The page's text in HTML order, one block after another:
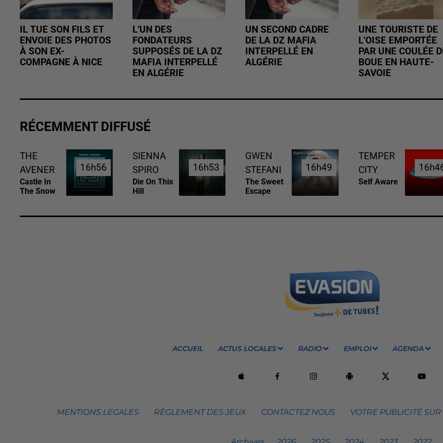
IL TUE SON FILS ET
ENVOIE DES PHOTOS
À SON EX-
COMPAGNE À NICE
L’UN DES
FONDATEURS
SUPPOSÉS DE LA DZ
MAFIA INTERPELLÉ
EN ALGÉRIE
UN SECOND CADRE
DE LA DZ MAFIA
INTERPELLÉ EN
ALGÉRIE
UNE TOURISTE DE
L’OISE EMPORTÉE
PAR UNE COULÉE
BOUE EN HAUTE-
SAVOIE
RÉCEMMENT DIFFUSÉ
THE
AVENER
Castle In
The Snow
16h56
16h56
SIENNA
SPIRO
Die On This
Hill
16h53
16h53
GWEN
STEFANI
The Sweet
Escape
16h49
16h49
TEMPER
CITY
Self Aware
ACCUEIL ACTUS LOCALES RADIO EMPLOI AGENDA
MENTIONS LEGALES RÈGLEMENT DES JEUX CONTACTEZ NOUS VOTRE PUBLICITÉ